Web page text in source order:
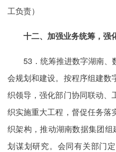
工负责）
十二、加强业务统筹，强
53．统筹推进数字湖南、
会规划和建设。按程序组建数
织领导，强化部门协同联动、
织实施重大工程，督促任务落
织架构，推动湖南数据集团组
划谋划研究。会同有关部门